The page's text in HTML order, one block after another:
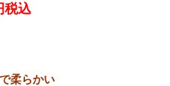
税込
柔らかい